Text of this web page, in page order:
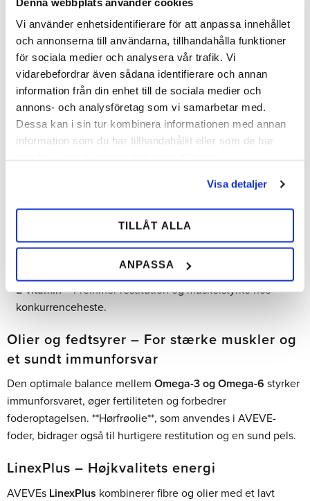
Vi använder enhetsidentifierare för att anpassa innehållet
och annonserna till användarna, tillhandahålla funktioner
för sociala medier och analysera vår trafik. Vi
vidarebefordrar även sådana identifierare och annan
information från din enhet till de sociala medier och
annons- och analysföretag som vi samarbetar med.
Dessa kan i sin tur kombinera informationen med annan
information som du har tillhandahållit eller som de har
Visa detaljer
TILLÅT ALLA
ANPASSA
type af sport eller aktivitet.
Fibre – Nøglen til god fordøjelse
AVEVE-foder indeholderlucerne, spelt og cikorierod
rige på fibre og støtter en sund tarmflora. **Cikorierodens
inulin** fungerer præbiotisk og fremmer fordøjelsen, mens
spelt forbedrer optagelsen af protein og næringsstoffer.
Vitaminer og mineraler til optimal
organiske og uorganiske vitaminer
og mineraleri de rette mængder for at støtte hestens
udvikling. Eksempler inkluderer:
– Støtter syn, immunforsvar og reproduktion.
E-vitamin– Fremmer restitution og muskelstyrke hos
konkurrenceheste.
Olier og fedtsyrer – For stærke muskler og
et sundt immunforsvar
Den optimale balance mellem Omega-3 og Omega-6 styrker
immunforsvaret, øger fertiliteten og forbedrer
foderoptagelsen. **Hørfrøolie**, som anvendes i AVEVE-
foder, bidrager også til hurtigere restitution og en sund pels.
LinexPlus – Højkvalitets energi
AVEVEs LinexPlus kombinerer fibre og olier med et lavt